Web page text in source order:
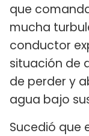
que
mucha
conductor
situación de
de perder y
agua bajo
Sucedió que